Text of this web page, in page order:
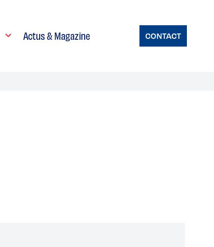
Actus & Magazine
CONTACT